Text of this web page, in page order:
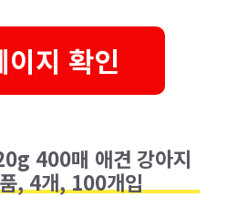
이지 확인
400매 애견 강아지
, 4개, 100개입